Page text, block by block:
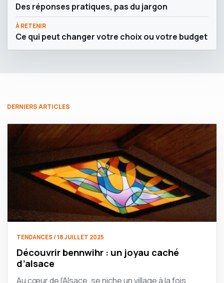
Des réponses pratiques, pas du jargon
À RETENIR
Ce qui peut changer votre choix ou votre budget
DERNIERS ARTICLES
TENDANCES / 18 JUILLET 2025
Découvrir bennwihr : un joyau caché
d’alsace
Au cœur de l’Alsace, se niche un village à la fois